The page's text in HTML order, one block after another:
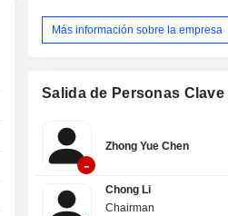
Más información sobre la empresa
Salida de Personas Clave
-
Zhong Yue Chen
Chong Li
Chairman